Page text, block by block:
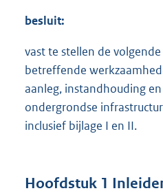
besluit:
vast te stellen de
betreffende
aanleg, instandhouding
ondergrondse
inclusief bijlage I en II.
Hoofdstuk 1